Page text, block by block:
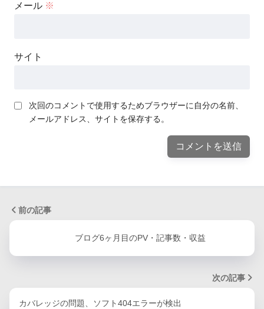
メール ※
サイト
次回のコメントで使用するためブラウザーに自分の名前、
メールアドレス、サイトを保存する。
前の記事
ブログ6ヶ月目のPV・記事数・収益
次の記事
カバレッジの問題、ソフト404エラーが検出